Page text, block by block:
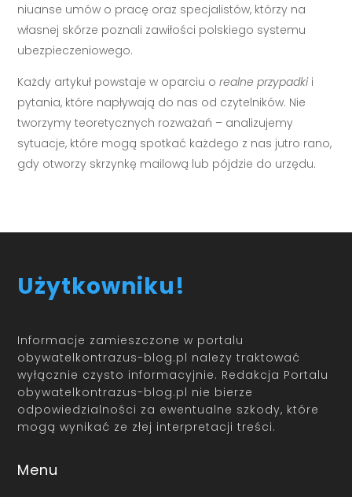
niuanse umów o pracę oraz specjalistów, którzy na
własnej skórze poznali zawiłości polskiego systemu
ubezpieczeniowego.
Każdy artykuł powstaje w oparciu orealne przypadkii
pytania, które napływają do nas od czytelników. Nie
tworzymy teoretycznych rozważań – analizujemy
sytuacje, które mogą spotkać każdego z nas jutro rano,
gdy otworzy skrzynkę mailową lub pójdzie do urzędu.
Użytkowniku!
Informacje zamieszczone w portalu
obywatelkontrazus-blog.pl należy traktować
wyłącznie czysto informacyjnie. Redakcja Portalu
obywatelkontrazus-blog.pl nie bierze
odpowiedzialności za ewentualne szkody, które
mogą wynikać ze złej interpretacji treści.
Menu